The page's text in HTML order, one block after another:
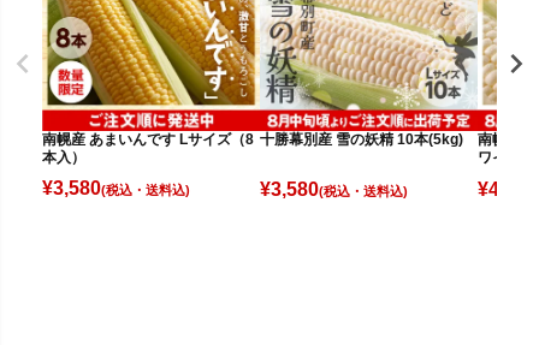
南幌産 あまいんです Lサイズ（8
本入）
¥3,580(税込)
十勝幕別産 雪の妖精 10本(5kg)
¥3,580(税込)
南幌産
ワイト
¥4,080